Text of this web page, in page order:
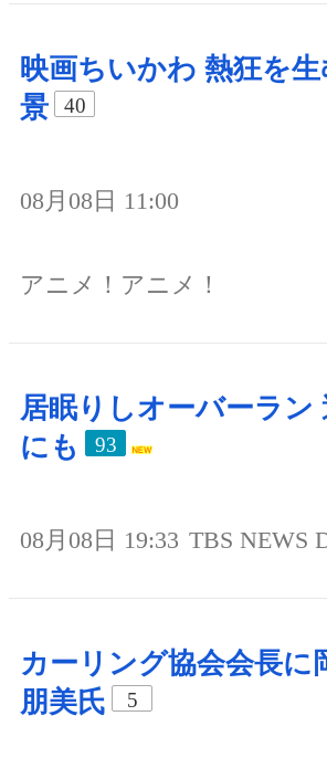
映画ちいかわ 熱狂を
景
40
08月08日 11:00
アニメ！アニメ！
居眠りしオーバーラン
にも
93
08月08日 19:33 TBS NEWS
カーリング協会会長に
朋美氏
5